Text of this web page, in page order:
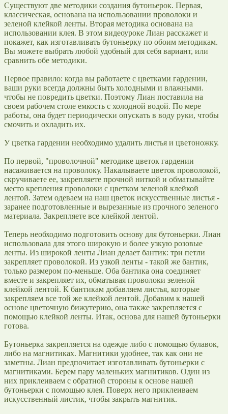
Существуют две методики создания бутоньерок. Первая,
классическая, основана на использовании проволоки и
зеленой клейкой ленты. Вторая методика основана на
использовании клея. В этом видеоуроке Лиан расскажет и
покажет, как изготавливать бутоньерку по обоим методикам.
Вы можете выбрать любой удобный для себя вариант, или
сравнить обе методики.
Первое правило: когда вы работаете с цветками гардении,
ваши руки всегда должны быть холодными и влажными.
чтобы не повредить цветки. Поэтому Лиан поставила на
своем рабочем столе емкость с холодной водой. По мере
работы, она будет периодически опускать в воду руки, чтобы
смочить и охладить их.
У цветка гардении необходимо удалить листья и цветоножку.
По первой, "проволочной" методике цветок гардении
насаживается на проволоку. Накалываете цветок проволокой,
скручиваете ее, закрепляете прочной ниткой и обматывайте
место крепления проволоки с цветком зеленой клейкой
лентой. Затем одеваем на наш цветок искусственные листья -
заранее подготовленные и вырезанные из прочного зеленого
материала. Закрепляете все клейкой лентой.
Теперь необходимо подготовить основу для бутоньерки. Лиан
использовала для этого широкую и более узкую розовые
ленты. Из широкой ленты Лиан делает бантик: три петли
закрепляет проволокой. Из узкой ленты - такой же бантик,
только размером по-меньше. Оба бантика она соединяет
вместе и закрепляет их, обматывая проволоки зеленой
клейкой лентой. К бантикам добавляем листья, которые
закрепляем все той же клейкой лентой. Добавим к нашей
основе цветочную бижутерию, она также закрепляется с
помощью клейкой ленты. Итак, основа для нашей бутоньерки
готова.
Бутоньерка закрепляется на одежде либо с помощью булавок,
либо на магнитиках. Магнитики удобнее, так как они не
заметны. Лиан предпочитает изготавливать бутоньерки с
магнитиками. Берем пару маленьких магнитиков. Один из
них приклеиваем с обратной стороны к основе нашей
бутоньерки с помощью клея. Поверх него приклеиваем
искусственный листик, чтобы закрыть магнитик.